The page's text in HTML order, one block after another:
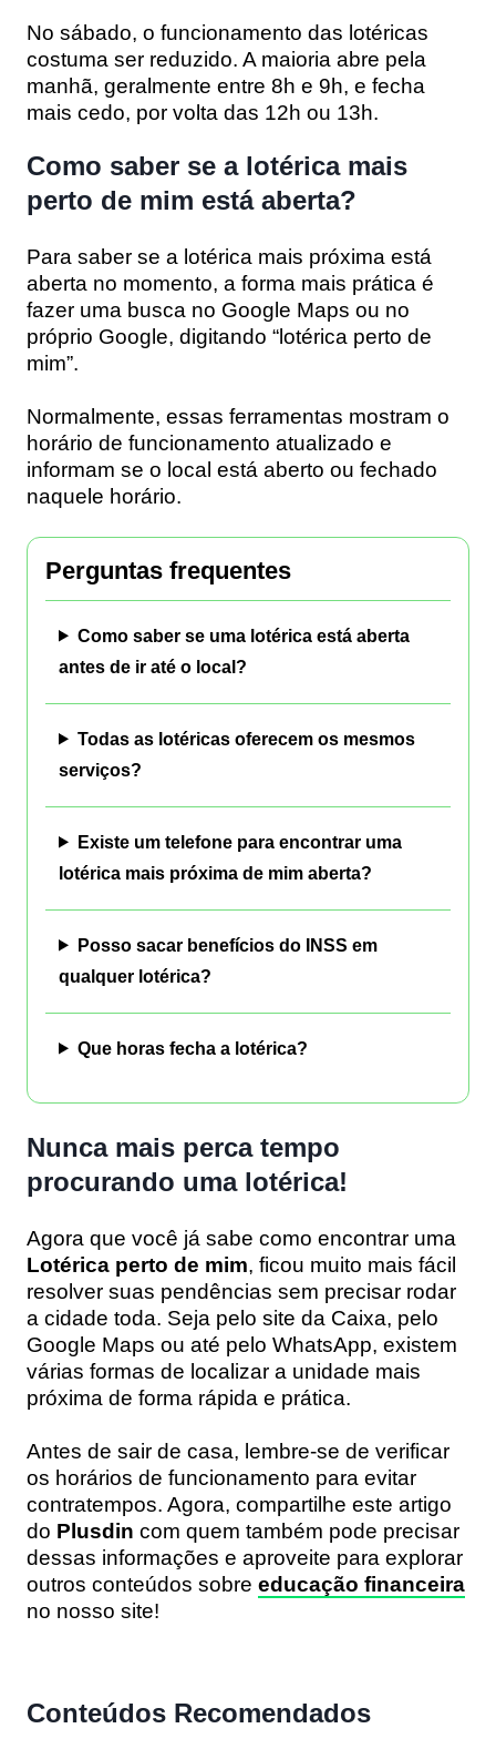
No sábado, o funcionamento das lotéricas
costuma ser reduzido. A maioria abre pela
manhã, geralmente entre 8h e 9h, e fecha
mais cedo, por volta das 12h ou 13h.
Como saber se a lotérica mais
perto de mim está aberta?
Para saber se a lotérica mais próxima está
aberta no momento, a forma mais prática é
fazer uma busca no Google Maps ou no
próprio Google, digitando “lotérica perto de
mim”.
Normalmente, essas ferramentas mostram o
horário de funcionamento atualizado e
informam se o local está aberto ou fechado
naquele horário.
Perguntas frequentes
Como saber se uma lotérica está aberta
antes de ir até o local?
Todas as lotéricas oferecem os mesmos
serviços?
Existe um telefone para encontrar uma
lotérica mais próxima de mim aberta?
Posso sacar benefícios do INSS em
qualquer lotérica?
Que horas fecha a lotérica?
Nunca mais perca tempo
procurando uma lotérica!
Agora que você já sabe como encontrar uma
Lotérica perto de mim, ficou muito mais fácil
resolver suas pendências sem precisar rodar
a cidade toda. Seja pelo site da Caixa, pelo
Google Maps ou até pelo WhatsApp, existem
várias formas de localizar a unidade mais
próxima de forma rápida e prática.
Antes de sair de casa, lembre-se de verificar
os horários de funcionamento para evitar
contratempos. Agora, compartilhe este artigo
do Plusdin com quem também pode precisar
dessas informações e aproveite para explorar
outros conteúdos sobre educação financeira
no nosso site!
Conteúdos Recomendados